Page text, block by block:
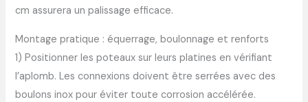
cm assurera un palissage efficace.
Montage pratique : équerrage, boulonnage et renforts
1) Positionner les poteaux sur leurs platines en vérifiant
l’aplomb. Les connexions doivent être serrées avec des
boulons inox pour éviter toute corrosion accélérée.